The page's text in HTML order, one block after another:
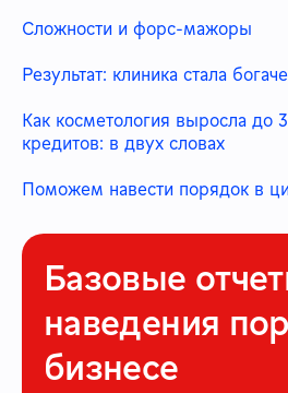
Сложности и форс-мажоры
Результат: клиника стала
Как косметология выросла до
кредитов: в двух словах
Поможем навести порядок в
Базовые
наведения
бизнесе